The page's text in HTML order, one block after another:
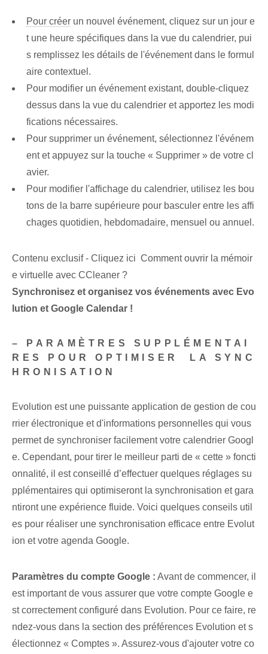
Pour créer ⁣un nouvel événement, cliquez sur un jour e
t une heure spécifiques dans la vue du calendrier, pui
s remplissez les détails de l'événement dans le formul
aire contextuel.
Pour modifier un événement existant, double-cliquez
dessus dans la vue du calendrier et apportez les modi
fications nécessaires.
Pour supprimer un événement,​ sélectionnez l'événem
ent et appuyez sur la touche « Supprimer » de votre cl
avier.
Pour modifier l'affichage du calendrier, utilisez les bou
tons de la barre supérieure pour basculer entre les affi
chages quotidien, hebdomadaire, mensuel ou annuel.
Contenu exclusif - Cliquez ici Comment ouvrir la mémoir
e virtuelle avec CCleaner ?
Synchronisez et organisez vos événements avec Evo
lution et Google Calendar !
– ‌PARAMÈTRES SUPPLÉMENTAI
RES ​POUR OPTIMISER ‍ LA SYNC
HRONISATION
Evolution est une puissante application de gestion de cou
rrier électronique et d'informations personnelles qui vous
permet de synchroniser facilement votre calendrier Googl
e. Cependant, pour tirer le meilleur parti de « cette » foncti
onnalité, il est conseillé d’effectuer quelques réglages su
pplémentaires qui optimiseront la synchronisation et gara
ntiront une expérience fluide. Voici quelques conseils util
es pour réaliser une synchronisation efficace entre Evolut
ion et votre agenda Google.
Paramètres du compte Google : Avant de commencer, il
est important de vous assurer que‌ votre compte Google e
st correctement configuré dans ⁣Evolution. Pour ce faire, re
ndez-vous dans la section des préférences Evolution et s
électionnez « Comptes ». Assurez-vous d'ajouter votre co